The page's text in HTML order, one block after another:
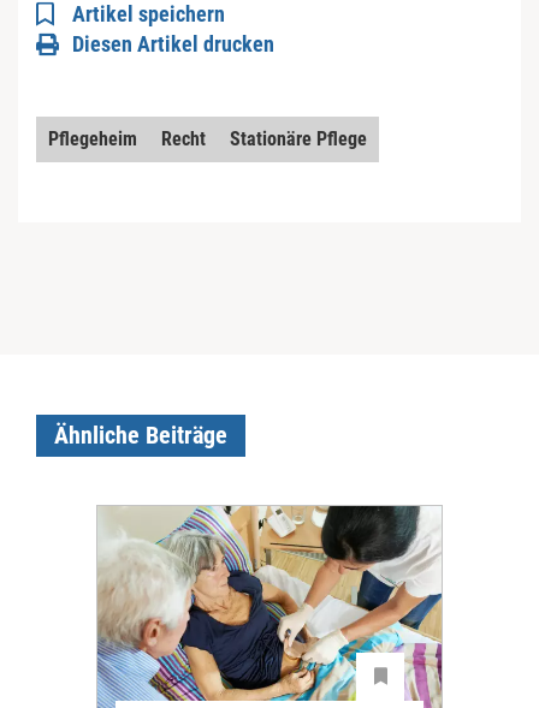
Artikel speichern
Diesen Artikel drucken
Pflegeheim Recht Stationäre Pflege
Ähnliche Beiträge